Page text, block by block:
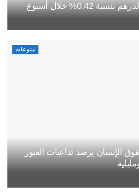
0,42% خلال أسبوع
منوعات
الإنسان يرصد تداعيات العبور